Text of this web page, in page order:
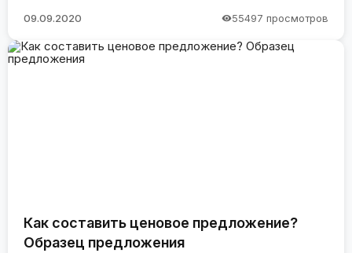
09.09.2020 55497 просмотров
Как составить ценовое предложение?
Образец предложения